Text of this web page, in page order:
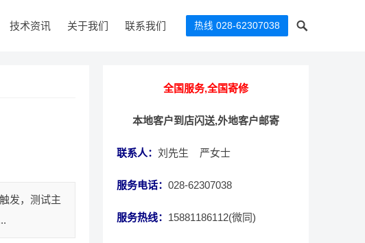
技术资讯 关于我们 联系我们 热线 028-62307038
发，测试主
全国服务,全国寄修
本地客户到店闪送,外地客户邮寄
联系人： 刘先生 严女士
服务电话： 028-62307038
服务热线： 15881186112(微同)